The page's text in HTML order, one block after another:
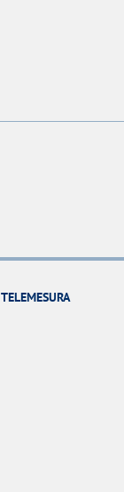
TELEMESURA